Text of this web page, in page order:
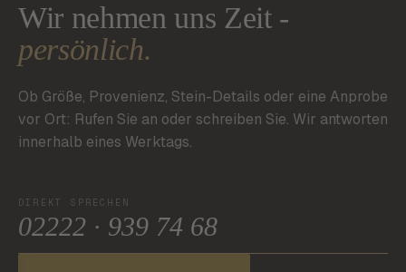
Wir nehmen uns Zeit -
persönlich.
Ob Größe, Provenienz, Stein-Details oder eine Anprobe
vor Ort: Rufen Sie an oder schreiben Sie. Wir antworten
innerhalb eines Werktags.
DIREKT SPRECHEN
02222 · 939 74 68